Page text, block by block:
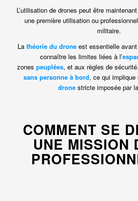
L’utilisation de drones peut être
une première utilisation ou
militaire.
Lathéorie du drone est essentielle
connaître les limites liées à l’
zonespeuplées, et aux règles de
sans personne à bord, ce qui implique
dronestricte imposée par la
COMMENT SE
UNE MISSION